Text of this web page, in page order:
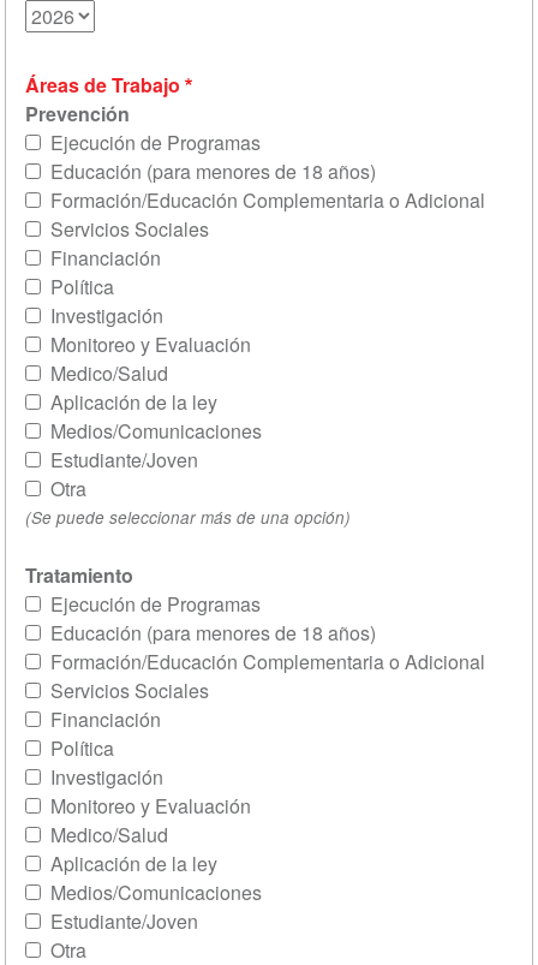
Áreas de Trabajo
Prevención
Ejecución de Programas
Educación (para menores de 18 años)
Formación/Educación Complementaria o Adicional
Servicios Sociales
Financiación
Política
Investigación
Monitoreo y Evaluación
Medico/Salud
Aplicación de la ley
Medios/Comunicaciones
Estudiante/Joven
Otra
(Se puede seleccionar más de una opción)
Tratamiento
Ejecución de Programas
Educación (para menores de 18 años)
Formación/Educación Complementaria o Adicional
Servicios Sociales
Financiación
Política
Investigación
Monitoreo y Evaluación
Medico/Salud
Aplicación de la ley
Medios/Comunicaciones
Estudiante/Joven
Otra